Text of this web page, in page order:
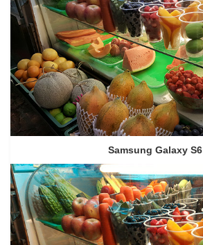
Samsung Galaxy S6